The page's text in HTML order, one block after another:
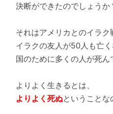
決断ができたのでしょうか
それはアメリカとのイラク
イラクの友人が50人も亡く
国のために多くの人が死ん
よりよく生きるとは、
よりよく死ぬということな